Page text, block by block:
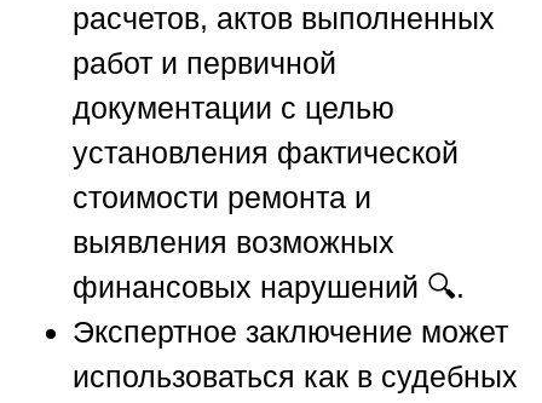
расчетов, актов выполненных
работ и первичной
документации с целью
установления фактической
стоимости ремонта и
выявления возможных
финансовых нарушений 🔍.
Экспертное заключение может
использоваться как в судебных